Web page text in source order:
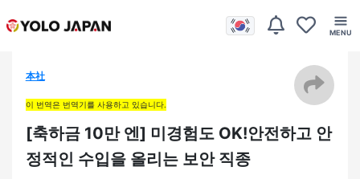
本社
이 번역은 번역기를 사용하고 있습니다.
[축하금 10만 엔] 미경험도 OK!안전하고 안
정적인 수입을 올리는 보안 직종